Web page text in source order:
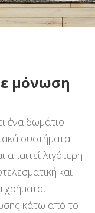
μόνωση
ένα δωμάτιο
συστήματα
απαιτεί λιγότερη
και
χρήματα,
κάτω από το